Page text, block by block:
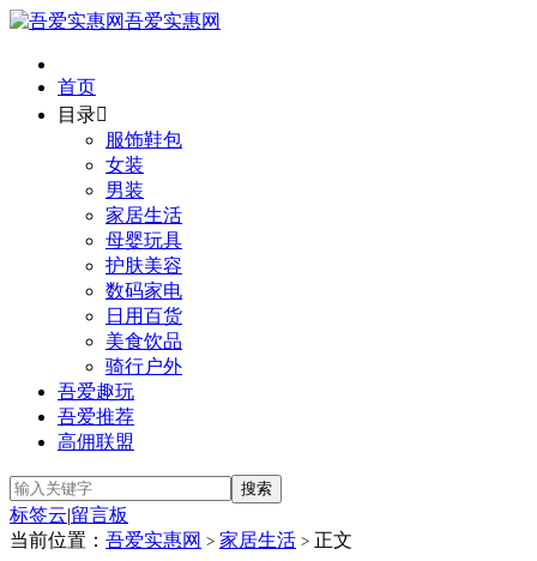
吾爱实惠网
首页
目录
服饰鞋包
女装
男装
家居生活
母婴玩具
护肤美容
数码家电
日用百货
美食饮品
骑行户外
吾爱趣玩
吾爱推荐
高佣联盟
标签云|留言板
当前位置： 吾爱实惠网 > 家居生活 > 正文